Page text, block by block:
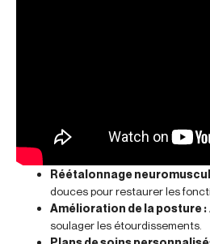
Réétalonnage
douces pour restaurer les
Amélioration de la posture :
soulager les étourdissements.